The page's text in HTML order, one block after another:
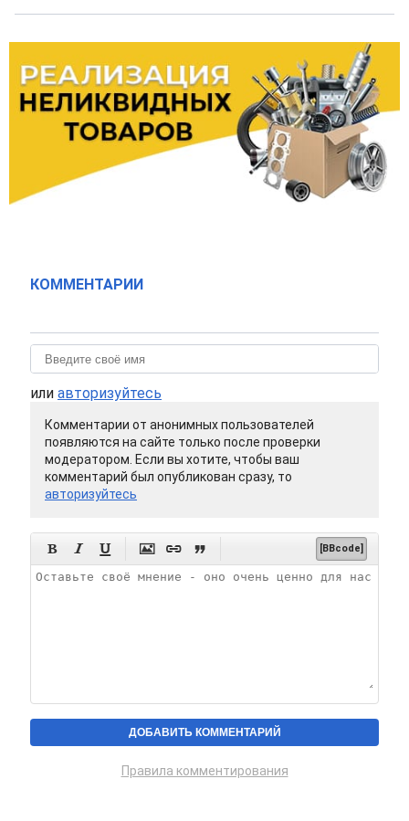
КОММЕНТАРИИ
или авторизуйтесь
Комментарии от анонимных пользователей
появляются на сайте только после проверки
модератором. Если вы хотите, чтобы ваш
комментарий был опубликован сразу, то
авторизуйтесь
      [BBcode]
Правила комментирования